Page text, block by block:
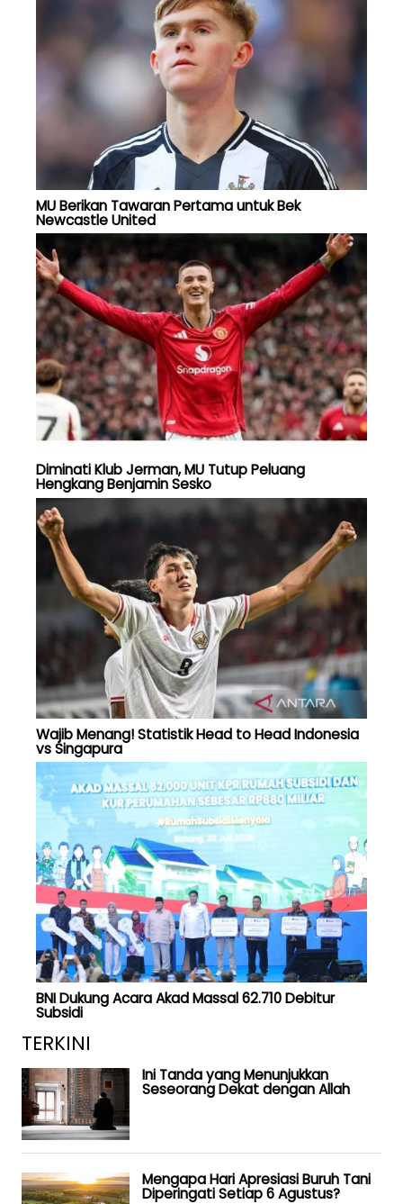
MU Berikan Tawaran Pertama untuk Bek
Newcastle United
Diminati Klub Jerman, MU Tutup Peluang
Hengkang Benjamin Sesko
Wajib Menang! Statistik Head to Head Indonesia
vs Singapura
BNI Dukung Acara Akad Massal 62.710 Debitur
Subsidi
TERKINI
Ini Tanda yang Menunjukkan
Seseorang Dekat dengan Allah
Mengapa Hari Apresiasi Buruh Tani
Diperingati Setiap 6 Agustus?